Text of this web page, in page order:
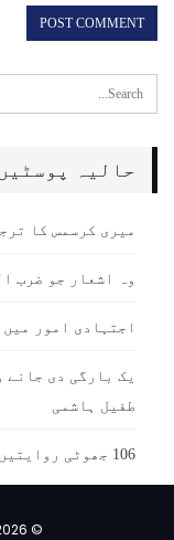
حالیہ پوسٹیں
میری کرسمس کا
وہ اشعار جو ضرب
اجتہادی امور
یک بارگی دی جانے
طفیل ہاشمی
106 جھوٹی روایتیں
© 2026 - اردو. All Rights Reserved.